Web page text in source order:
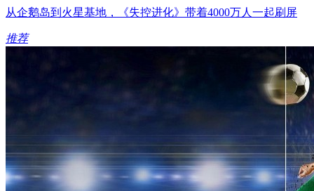
从企鹅岛到火星基地，《失控进化》带着4000万人一起刷屏
推荐